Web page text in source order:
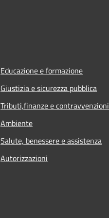
Educazione e formazione
Giustizia e sicurezza pubblica
Tributi,finanze e contravvenzioni
Ambiente
Salute, benessere e assistenza
Autorizzazioni